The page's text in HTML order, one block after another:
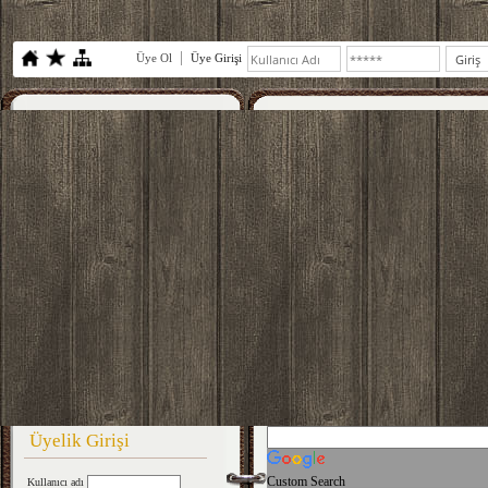
Üye Ol Üye Girişi
Üyelik Girişi
Kullanıcı adı Custom Search